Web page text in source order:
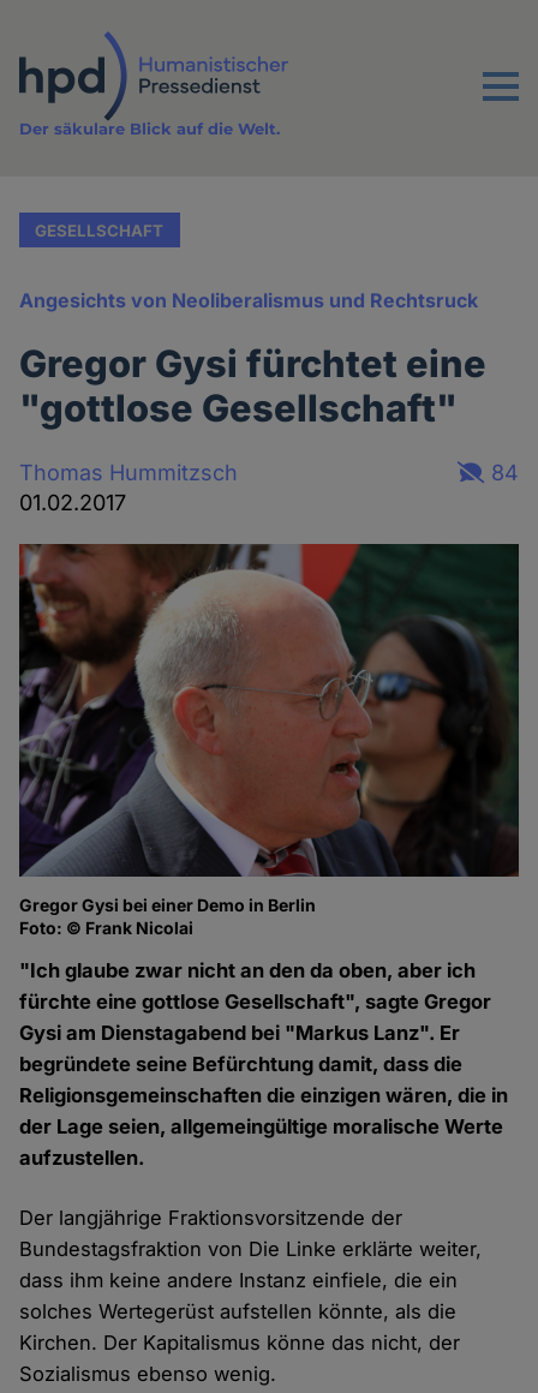
Inhalt
Menu
Der säkulare Blick auf die Welt.
GESELLSCHAFT
Angesichts von Neoliberalismus und Rechtsruck
Gregor Gysi fürchtet eine
"gottlose Gesellschaft"
Thomas Hummitzsch
01.02.2017
84
Gregor Gysi bei einer Demo in Berlin
Foto: © Frank Nicolai
"Ich glaube zwar nicht an den da oben, aber ich
fürchte eine gottlose Gesellschaft", sagte Gregor
Gysi am Dienstagabend bei "Markus Lanz". Er
begründete seine Befürchtung damit, dass die
Religionsgemeinschaften die einzigen wären, die in
der Lage seien, allgemeingültige moralische Werte
aufzustellen.
Der langjährige Fraktionsvorsitzende der
Bundestagsfraktion von Die Linke erklärte weiter,
dass ihm keine andere Instanz einfiele, die ein
solches Wertegerüst aufstellen könnte, als die
Kirchen. Der Kapitalismus könne das nicht, der
Sozialismus ebenso wenig.